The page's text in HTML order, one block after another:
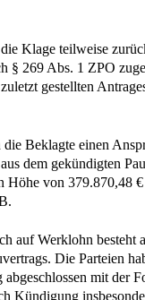
Klage teilweise
§ 269 Abs. 1 ZPO
gestellten
Beklagte einen
dem gekündigten
Höhe von 379.870,48
auf Werklohn besteht
Die Parteien
mit der
Kündigung